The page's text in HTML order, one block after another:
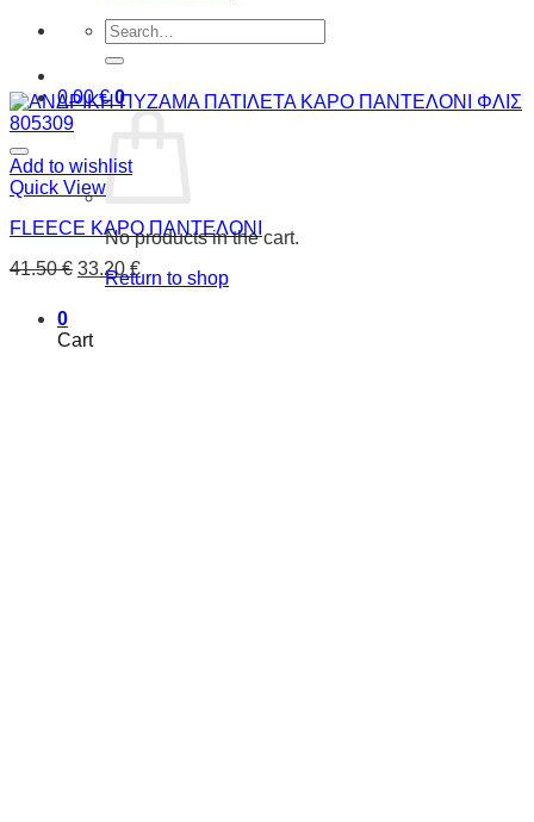
Search
for:
0.00€ 0
No products in the cart.
Return to shop
0
Cart
Add to wishlist
Quick View
FLEECE ΚΑΡΟ ΠΑΝΤΕΛΟΝΙ
41.50€ 33.20 €